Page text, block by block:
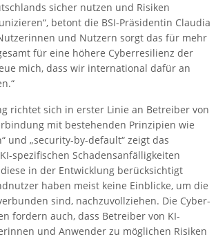
sicher nutzen und Risiken
betont die BSI-Präsidentin Claudia
und Nutzern sorgt das für mehr
für eine höhere Cyberresilienz der
mich, dass wir international dafür an
richtet sich in erster Linie an Betreiber von
mit bestehenden Prinzipien wie
und „security-by-default“ zeigt das
spezifischen Schadensanfälligkeiten
in der Entwicklung berücksichtigt
haben meist keine Einblicke, um die
sind, nachzuvollziehen. Die Cyber-
fordern auch, dass Betreiber von KI-
und Anwender zu möglichen Risiken